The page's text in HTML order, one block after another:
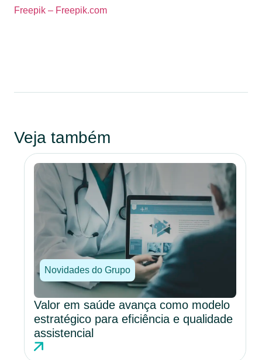
Freepik – Freepik.com
Veja também
Novidades do Grupo
Valor em saúde avança como modelo
estratégico para eficiência e qualidade
assistencial